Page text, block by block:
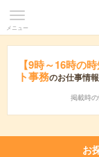
メニュー
【9時～16時の
ト事務のお仕事情
掲載時の
お